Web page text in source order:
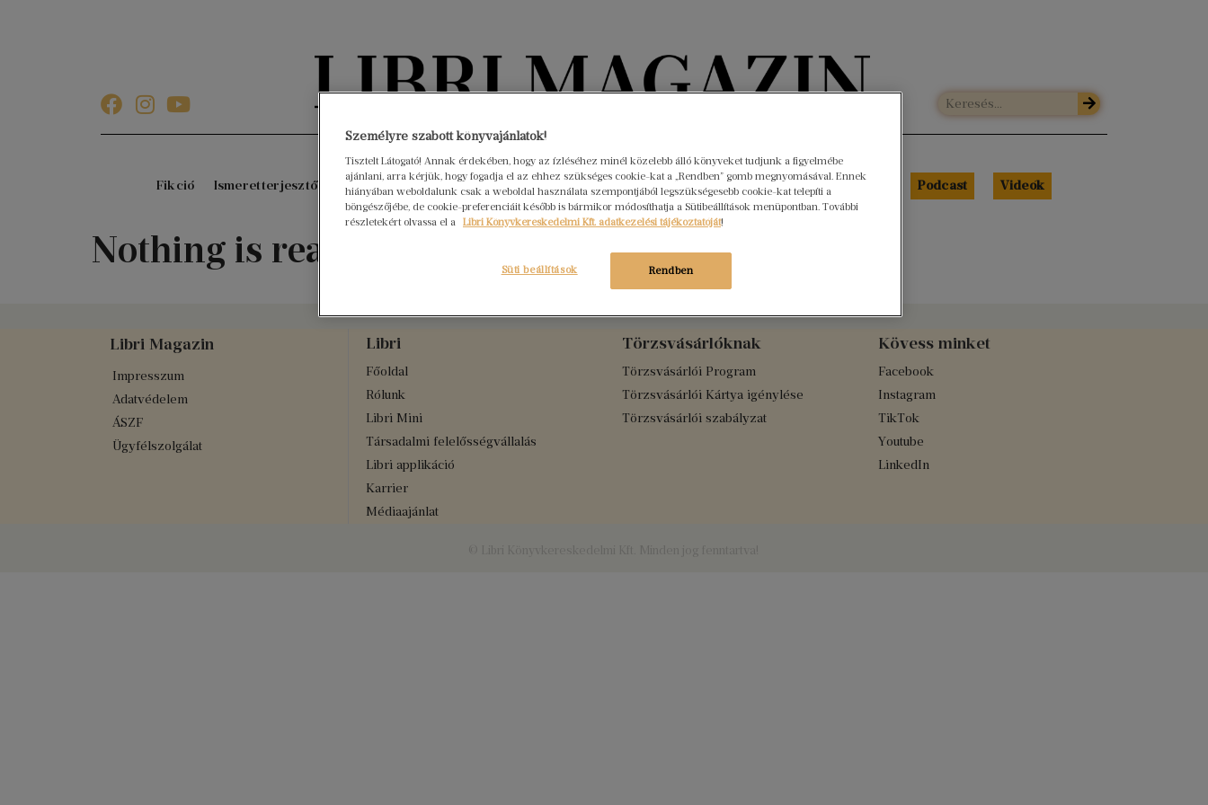
Könyvektől az olvasókig
Fikció Ismeretterjesztő Gyerekkönyvek Interjúk Beleolvasó A hónap könyvei HÍREK Libri Portré Podcast Videók
Nothing is real
Libri Magazin
Impresszum
Adatvédelem
ÁSZF
Ügyfélszolgálat
Libri
Főoldal
Rólunk
Libri Mini
Társadalmi felelősségvállalás
Libri applikáció
Karrier
Médiaajánlat
Törzsvásárlóknak
Törzsvásárlói Program
Törzsvásárlói Kártya igénylése
Törzsvásárlói szabályzat
Kövess minket
Facebook
Instagram
TikTok
Youtube
LinkedIn
Személyre szabott könyvajánlatok!
Tisztelt Látogató! Annak érdekében, hogy az ízléséhez minél közelebb álló könyveket tudjunk a figyelmébe
ajánlani, arra kérjük, hogy fogadja el az ehhez szükséges cookie-kat a „Rendben” gomb megnyomásával. Ennek
hiányában weboldalunk csak a weboldal használata szempontjából legszükségesebb cookie-kat telepíti a
böngészőjébe, de cookie-preferenciáit később is bármikor módosíthatja a Sütibeállítások menüpontban. További
részletekért olvassa el a Libri Könyvkereskedelmi Kft. adatkezelési tájékoztatóját!
Rendben
Süti beállítások